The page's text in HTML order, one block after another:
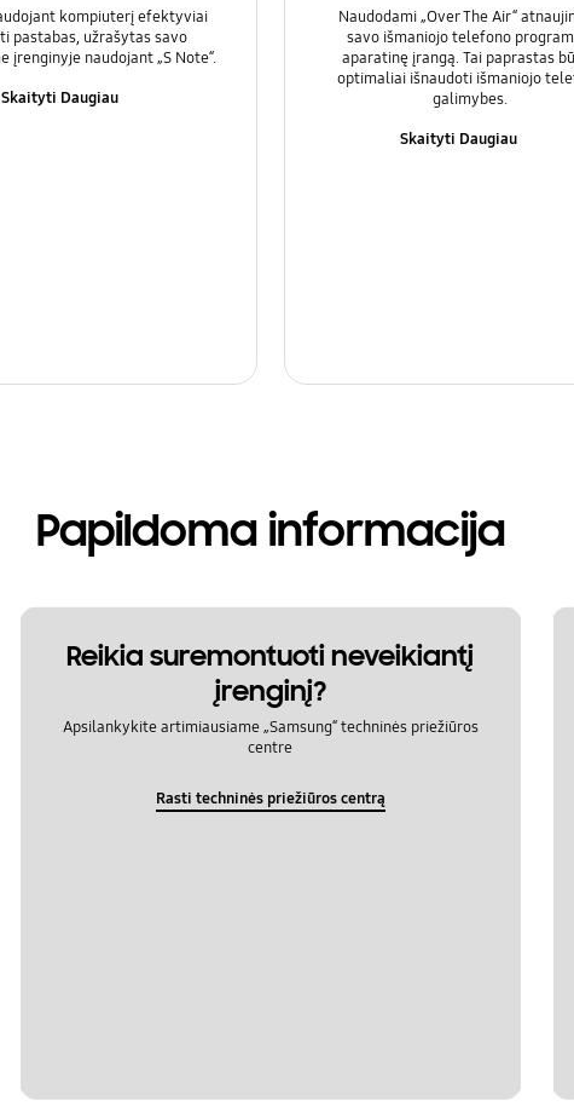
kompiuterį efektyviai
pastabas, užrašytas savo
įrenginyje naudojant „S Note“.
Skaityti Daugiau
Naudodami „Over The Air“
savo išmaniojo telefono
aparatinę įrangą. Tai paprastas
optimaliai išnaudoti išmaniojo
galimybes.
Skaityti Daugiau
Papildoma informacija
Reikia suremontuoti neveikiantį
įrenginį?
Apsilankykite artimiausiame „Samsung“ techninės priežiūros
centre
Rasti techninės priežiūros centrą